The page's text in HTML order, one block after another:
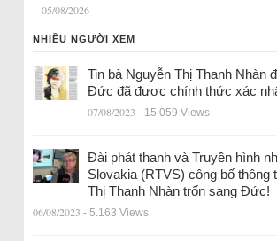
05/08/2026
NHIỀU NGƯỜI XEM
Tin bà Nguyễn Thị Thanh Nhàn
Đức đã được chính thức xác
07/08/2023 - 15.059 Views
Đài phát thanh và Truyền hình
Slovakia (RTVS) công bố thông
Thị Thanh Nhàn trốn sang Đức!
06/08/2023 - 5.163 Views